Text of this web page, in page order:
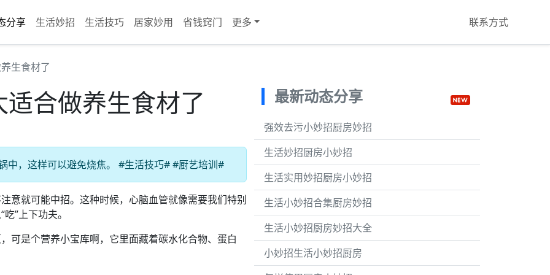
分享 生活妙招 生活技巧 居家妙用 省钱窍门 更多 联系方式
生食材了
适合做养生食材了
中，这样可以避免烧焦。 #生活技巧# #厨艺培训#
意就可能中招。这种时候，心脑血管就像需要我们特别
”上下功夫。
可是个营养小宝库啊，它里面藏着碳水化合物、蛋白
最新动态分享
强效去污小妙招厨房妙招
生活妙招厨房小妙招
生活实用妙招厨房小妙招
生活小妙招合集厨房妙招
生活小妙招厨房妙招大全
小妙招生活小妙招厨房